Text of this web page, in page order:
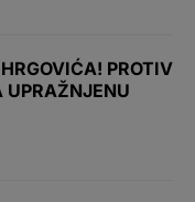
PROTIV
UPRAŽNJENU